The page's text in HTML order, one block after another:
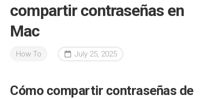
compartir contraseñas en
Mac
How To July 25, 2025
Cómo compartir contraseñas de